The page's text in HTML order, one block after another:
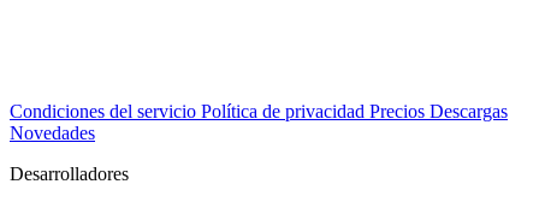
Condiciones del servicio Política de privacidad Precios Descargas
Novedades
Desarrolladores